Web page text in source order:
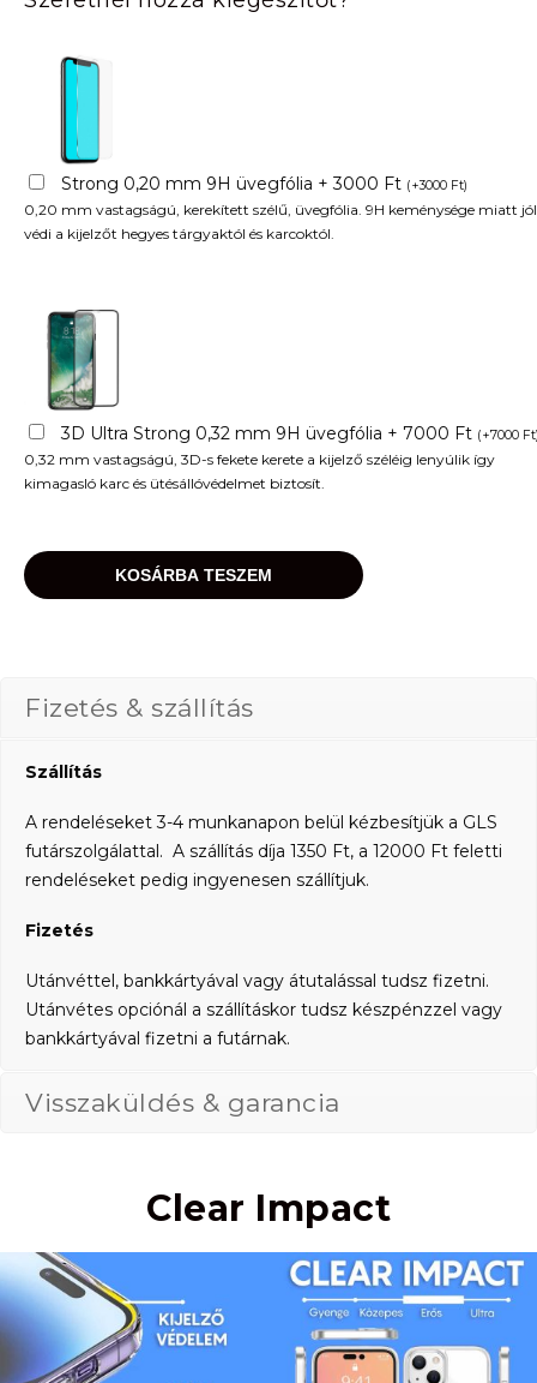
5990 Ft. 4490 Ft.
Strong 0,20 mm 9H üvegfólia + 3000 Ft (+3000 Ft)
0,20 mm vastagságú, kerekített szélű, üvegfólia. 9H keménysége miatt jól
védi a kijelzőt hegyes tárgyaktól és karcoktól.
3D Ultra Strong 0,32 mm 9H üvegfólia + 7000 Ft (+7000 Ft
0,32 mm vastagságú, 3D-s fekete kerete a kijelző széléig lenyúlik így
kimagasló karc és ütésállóvédelmet biztosít.
KOSÁRBA TESZEM
Fizetés & szállítás
Szállítás
A rendeléseket 3-4 munkanapon belül kézbesítjük a GLS
futárszolgálattal. A szállítás díja 1350 Ft, a 12000 Ft feletti
rendeléseket pedig ingyenesen szállítjuk.
Fizetés
Utánvéttel, bankkártyával vagy átutalással tudsz fizetni.
Utánvétes opciónál a szállításkor tudsz készpénzzel vagy
bankkártyával fizetni a futárnak.
Visszaküldés & garancia
Clear Impact